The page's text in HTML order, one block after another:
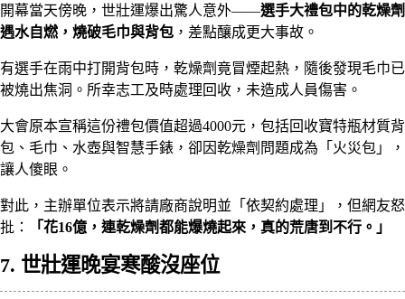
開幕當天傍晚，世壯運爆出驚人意外——選手大禮包中的乾燥劑
遇水自燃，燒破毛巾與背包 ，差點釀成更大事故。
有選手在雨中打開背包時，乾燥劑竟冒煙起熱，隨後發現毛巾已
被燒出焦洞。所幸志工及時處理回收，未造成人員傷害。
大會原本宣稱這份禮包價值超過4000元，包括回收寶特瓶材質背
包、毛巾、水壺與智慧手錶，卻因乾燥劑問題成為「火災包」，
讓人傻眼。
對此，主辦單位表示將請廠商說明並「依契約處理」，但網友怒
批：
「花16億，連乾燥劑都能爆燒起來，真的荒唐到不行。」
7. 世壯運晚宴寒酸沒座位